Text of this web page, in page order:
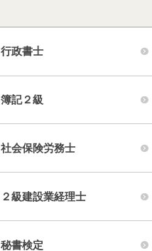
行政書士
簿記２級
社会保険労務士
２級建設業経理士
秘書検定